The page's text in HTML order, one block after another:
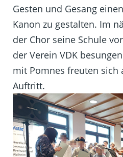
Gesten und Gesang
Kanon zu gestalten. Im
der Chor seine Schule
der Verein VDK
mit Pomnes freuten sich
Auftritt.